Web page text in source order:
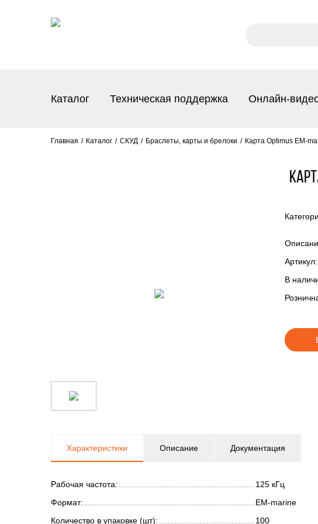
Каталог Техническая поддержка Онлайн-
Главная Каталог СКУД Браслеты, карты и брелоки Карта Optimus EM-
Артикул:
В
Характеристики Описание Документация
Рабочая частота:
125 кГц
Формат:
EM-marine
Количество в упаковке (шт):
100